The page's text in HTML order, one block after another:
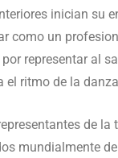
inician su
como un
representar al
el ritmo de la
de
mundialmente